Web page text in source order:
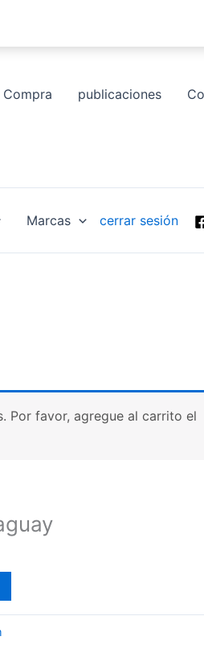
Compra publicaciones
Marcas cerrar sesión
Por favor, agregue al carrito el